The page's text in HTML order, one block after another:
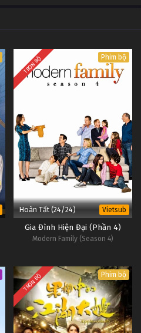
TRỌN BỘ Phim bộ
Hoàn Tất (24/24) Vietsub
Gia Đình Hiện Đại (Phần 4)
Modern Family (Season 4)
TRỌN BỘ Phim bộ